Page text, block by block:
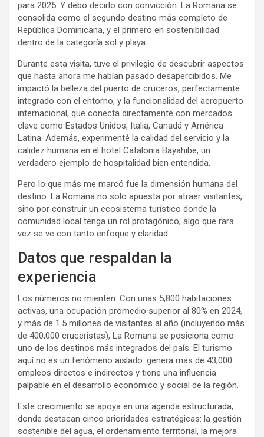
para 2025. Y debo decirlo con convicción: La Romana se
consolida como el segundo destino más completo de
República Dominicana, y el primero en sostenibilidad
dentro de la categoría sol y playa.
Durante esta visita, tuve el privilegio de descubrir aspectos
que hasta ahora me habían pasado desapercibidos. Me
impactó la belleza del puerto de cruceros, perfectamente
integrado con el entorno, y la funcionalidad del aeropuerto
internacional, que conecta directamente con mercados
clave como Estados Unidos, Italia, Canadá y América
Latina. Además, experimenté la calidad del servicio y la
calidez humana en el hotel Catalonia Bayahibe, un
verdadero ejemplo de hospitalidad bien entendida.
Pero lo que más me marcó fue la dimensión humana del
destino. La Romana no solo apuesta por atraer visitantes,
sino por construir un ecosistema turístico donde la
comunidad local tenga un rol protagónico, algo que rara
vez se ve con tanto enfoque y claridad.
Datos que respaldan la
experiencia
Los números no mienten. Con unas 5,800 habitaciones
activas, una ocupación promedio superior al 80% en 2024,
y más de 1.5 millones de visitantes al año (incluyendo más
de 400,000 cruceristas), La Romana se posiciona como
uno de los destinos más integrados del país. El turismo
aquí no es un fenómeno aislado: genera más de 43,000
empleos directos e indirectos y tiene una influencia
palpable en el desarrollo económico y social de la región.
Este crecimiento se apoya en una agenda estructurada,
donde destacan cinco prioridades estratégicas: la gestión
sostenible del agua, el ordenamiento territorial, la mejora